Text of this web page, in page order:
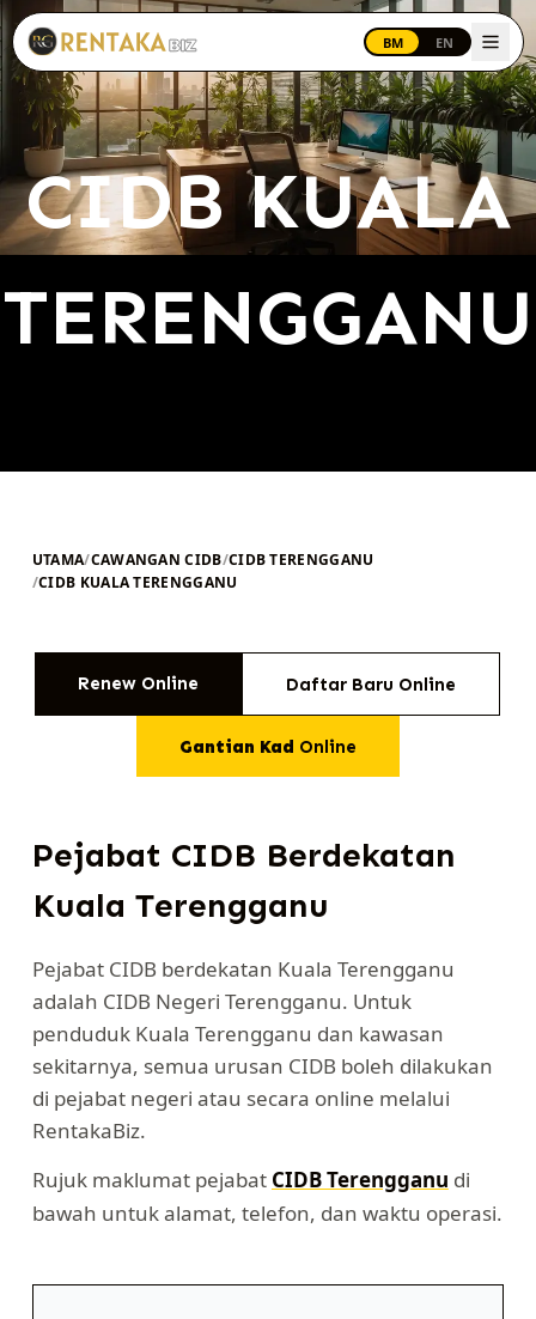
Langkau ke kandungan utama
BM EN
CIDB KUALA
TERENGGANU
UTAMA/CAWANGAN CIDB/CIDB TERENGGANU
/CIDB KUALA TERENGGANU
Renew Online Daftar Baru Online
Gantian Kad Online
Pejabat CIDB Berdekatan
Kuala Terengganu
Pejabat CIDB berdekatan Kuala Terengganu
adalah CIDB Negeri Terengganu. Untuk
penduduk Kuala Terengganu dan kawasan
sekitarnya, semua urusan CIDB boleh dilakukan
di pejabat negeri atau secara online melalui
RentakaBiz.
Rujuk maklumat pejabat CIDB Terengganu di
bawah untuk alamat, telefon, dan waktu operasi.